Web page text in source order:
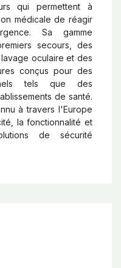
qui permettent à
médicale de réagir
Sa gamme
secours, des
oculaire et des
conçus pour des
tels que des
de santé.
à travers l'Europe
la fonctionnalité et
de sécurité